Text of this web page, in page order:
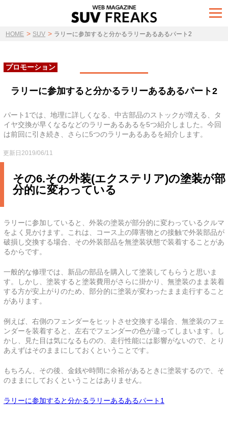
t
o
g
a
o
n
HOME > SUV > ラリーに参加すると分かるラリーあるあるパート2
プロモーション
ラリーに参加すると分かるラリーあるあるパート2
パート1では、地理に詳しくなる、中古部品のストックが増える、タ
イヤ交換が早くなるなどのラリーあるあるを5つ紹介しました。今回
は前回に引き続き、さらに5つのラリーあるあるを紹介します。
更新日2019/06/11
その6.その外装(エクステリア)の塗装が部
分的に変わっている
ラリーに参加していると、外装の塗装が部分的に変わっているクルマ
をよく見かけます。これは、コース上の障害物との接触で外装部品が
破損し交換する場合、その外装部品を無塗装状態で装着することがあ
るからです。
一般的な修理では、新品の部品を購入して塗装してもらうと思いま
す。しかし、塗装すると塗装費用がさらに掛かり、無塗装のまま装着
する方が安上がりのため、部分的に塗装が変わったまま走行すること
があります。
例えば、右側のフェンダーをヒットさせ交換する場合、無塗装のフェ
ンダーを装着すると、左右でフェンダーの色が違ってしまいます。し
かし、見た目は気になるものの、走行性能には影響がないので、とり
あえずはそのままにしておくということです。
もちろん、その後、金銭や時間に余裕があるときに塗装するので、そ
のままにしておくということはありません。
ラリーに参加すると分かるラリーあるあるパート1